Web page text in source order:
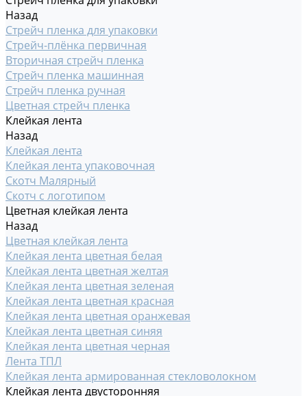
Назад
Стрейч пленка для упаковки
Стрейч-плёнка первичная
Вторичная стрейч пленка
Стрейч пленка машинная
Стрейч пленка ручная
Цветная стрейч пленка
Клейкая лента
Назад
Клейкая лента
Клейкая лента упаковочная
Скотч Малярный
Скотч с логотипом
Цветная клейкая лента
Назад
Цветная клейкая лента
Клейкая лента цветная белая
Клейкая лента цветная желтая
Клейкая лента цветная зеленая
Клейкая лента цветная красная
Клейкая лента цветная оранжевая
Клейкая лента цветная синяя
Клейкая лента цветная черная
Лента ТПЛ
Клейкая лента армированная стекловолокном
Клейкая лента двусторонняя